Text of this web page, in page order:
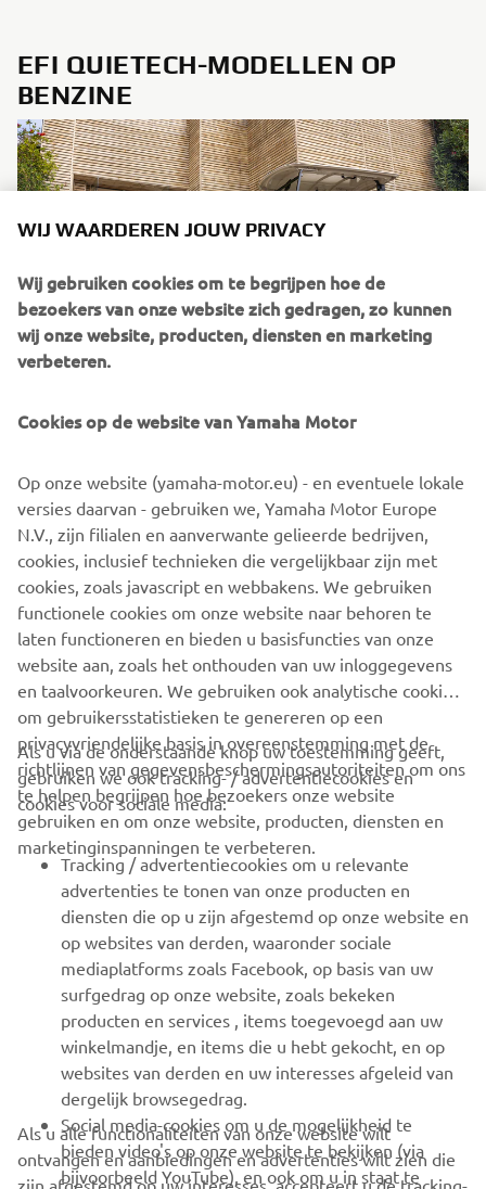
EFI QUIETECH-MODELLEN OP
BENZINE
Toonaangevend zuinig brandstofverbruik, uitstekende
elektromotor. Dat zijn de kenmerken van EFI QuieTech.
De QuieTech EFI-motor is de ideale keuze voor al je
behoeften op het gebied van personenvervoer, met het
laagste geluidsniveau van alle benzinevoertuigen en
minder koolwaterstofemissie. En de onafhankelijke
achterwielophanging garandeert ongeacht de
omstandigheden een luxueus stille rit.
CORPORATE
VOOR BEDRIJVEN
MEER YAMAHA
ONDERSTEUNING
NIEUWSBRIEF
Wees de eerste die meer te weten komt over de nieuwste deals,
speciale evenementen, nieuwe producten en nog veel meer
WIJ WAARDEREN JOUW PRIVACY
Wij gebruiken cookies om te begrijpen hoe de
bezoekers van onze website zich gedragen, zo kunnen
wij onze website, producten, diensten en marketing
verbeteren.
Cookies op de website van Yamaha Motor
Op onze website (yamaha-motor.eu) - en eventuele lokale
versies daarvan - gebruiken we, Yamaha Motor Europe
N.V., zijn filialen en aanverwante gelieerde bedrijven,
cookies, inclusief technieken die vergelijkbaar zijn met
cookies, zoals javascript en webbakens. We gebruiken
functionele cookies om onze website naar behoren te
laten functioneren en bieden u basisfuncties van onze
website aan, zoals het onthouden van uw inloggegevens
en taalvoorkeuren. We gebruiken ook analytische cookies
om gebruikersstatistieken te genereren op een
privacyvriendelijke basis in overeenstemming met de
richtlijnen van gegevensbeschermingsautoriteiten om ons
te helpen begrijpen hoe bezoekers onze website
gebruiken en om onze website, producten, diensten en
marketinginspanningen te verbeteren.
Als u via de onderstaande knop uw toestemming geeft,
gebruiken we ook tracking- / advertentiecookies en
cookies voor sociale media:
Tracking / advertentiecookies om u relevante
advertenties te tonen van onze producten en
diensten die op u zijn afgestemd op onze website en
op websites van derden, waaronder sociale
mediaplatforms zoals Facebook, op basis van uw
surfgedrag op onze website, zoals bekeken
producten en services , items toegevoegd aan uw
winkelmandje, en items die u hebt gekocht, en op
websites van derden en uw interesses afgeleid van
dergelijk browsegedrag.
Social media-cookies om u de mogelijkheid te
bieden video's op onze website te bekijken (via
bijvoorbeeld YouTube), en ook om u in staat te
Als u alle functionaliteiten van onze website wilt
ontvangen en aanbiedingen en advertenties wilt zien die
zijn afgestemd op uw interesses, accepteert u de tracking-